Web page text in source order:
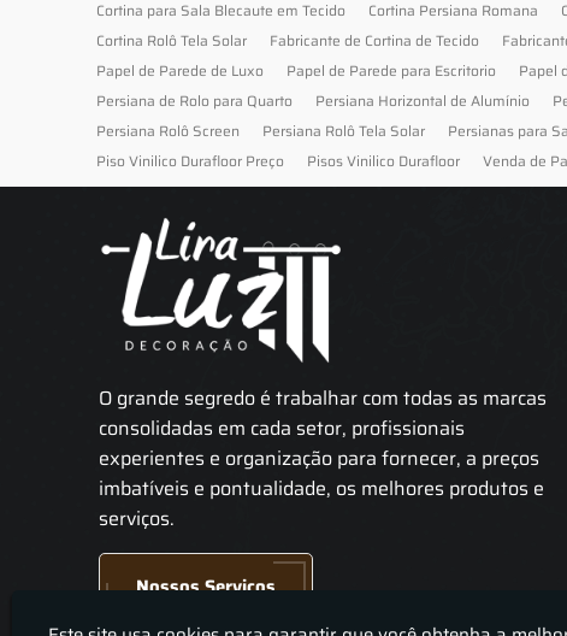
Cortina para Sala Blecaute em Tecido
Cortina Persiana Romana
Cortina Rolô Tela Solar
Fabricante de Cortina de Tecido
Papel de Parede de Luxo
Papel de Parede para Escritorio Papel
Persiana de Rolo para Quarto
Persiana Horizontal de Alumínio
Persiana Rolô Screen
Persiana Rolô Tela Solar Persianas para
Piso Vinilico Durafloor Preço
Pisos Vinilico Durafloor Venda de
O grande segredo é trabalhar com todas as marcas
consolidadas em cada setor, profissionais
experientes e organização para fornecer, a preços
imbatíveis e pontualidade, os melhores produtos e
serviços.
Nossos Serviços